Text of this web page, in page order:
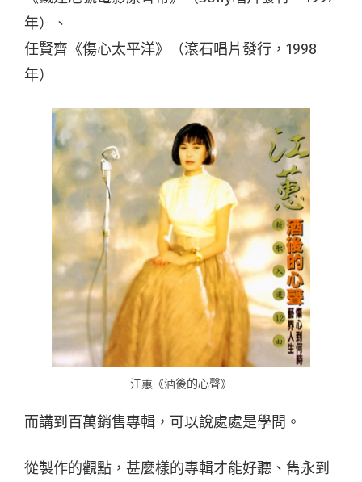
年）、
任賢齊《傷心太平洋》（滾石唱片發行，1998
年）
江蕙《酒後的心聲》
而講到百萬銷售專輯，可以說處處是學問。
從製作的觀點，甚麼樣的專輯才能好聽、雋永到